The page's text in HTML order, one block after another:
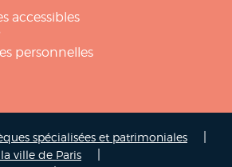
accessibles
personnelles
spécialisées et patrimoniales
ville de Paris